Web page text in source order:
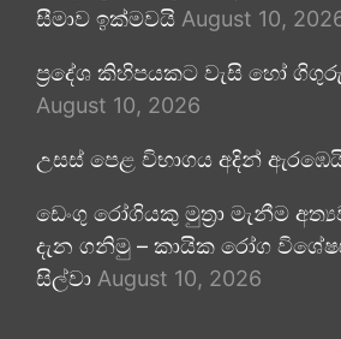
සීමාව ඉක්මවයි August 10,
ප්‍රදේශ කිහිපයකට වැසි හෝ
August 10, 2026
උසස් පෙළ විභාගය අදින්
ඩෙංගු රෝගියකු ⁣මුත්‍රා මැනීම
දැන ගනිමු – කායික රෝග
සිල්වා August 10, 2026